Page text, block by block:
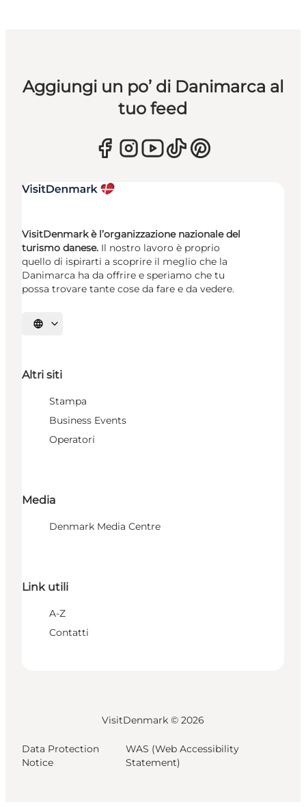
Aggiungi un po’ di Danimarca al
tuo feed
VisitDenmark è l’organizzazione nazionale del
turismo danese. Il nostro lavoro è proprio
quello di ispirarti a scoprire il meglio che la
Danimarca ha da offrire e speriamo che tu
possa trovare tante cose da fare e da vedere.
Seleziona la lingua
Altri siti
Stampa
Business Events
Operatori
Media
Denmark Media Centre
Link utili
A-Z
Contatti
VisitDenmark © 2026
Data Protection
Notice
WAS (Web Accessibility
Statement)